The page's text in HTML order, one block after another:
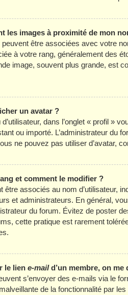
les images à proximité de mon
être associées avec votre
à votre rang, généralement des
image, souvent plus grande, est
un avatar ?
dans l’onglet « profil »
ou importé. L’administrateur du
ne pouvez pas utiliser d’avatar,
et comment le modifier ?
être associés au nom d’utilisateur,
et administrateurs. En général,
du forum. Évitez de poster
cette pratique est rarement
le lien e-maild’un membre, on me
s’envoyer des e-mails via le
de la fonctionnalité par